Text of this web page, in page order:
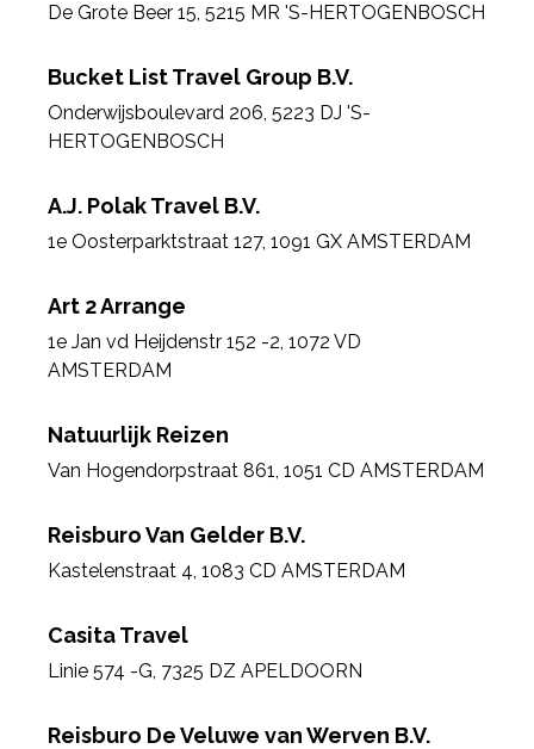
De Grote Beer 15, 5215 MR 'S-HERTOGENBOSCH
Bucket List Travel Group B.V.
Onderwijsboulevard 206, 5223 DJ 'S-
HERTOGENBOSCH
A.J. Polak Travel B.V.
1e Oosterparktstraat 127, 1091 GX AMSTERDAM
Art 2 Arrange
1e Jan vd Heijdenstr 152 -2, 1072 VD
AMSTERDAM
Natuurlijk Reizen
Van Hogendorpstraat 861, 1051 CD AMSTERDAM
Reisburo Van Gelder B.V.
Kastelenstraat 4, 1083 CD AMSTERDAM
Casita Travel
Linie 574 -G, 7325 DZ APELDOORN
Reisburo De Veluwe van Werven B.V.